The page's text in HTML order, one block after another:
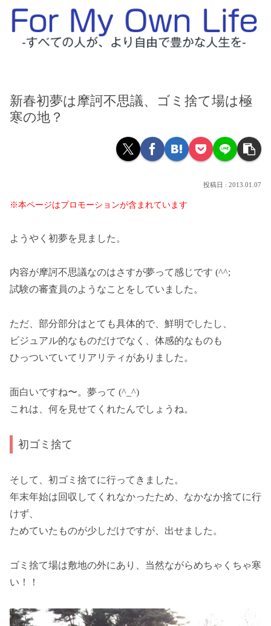
新春初夢は摩訶不思議、ゴミ捨て場は極
寒の地？
2013.01.07
※本ページはプロモーションが含まれています
ようやく初夢を見ました。
内容が摩訶不思議なのはさすが夢って感じです (^^;
試験の審査員のようなことをしていました。
ただ、部分部分はとても具体的で、鮮明でしたし、
ビジュアル的なものだけでなく、体感的なものも
ひっついていてリアリティがありました。
面白いですね〜。夢って (^_^)
これは、何を見せてくれたんでしょうね。
初ゴミ捨て
そして、初ゴミ捨てに行ってきました。
年末年始は回収してくれなかったため、なかなか捨てに行
けず、
ためていたものが少しだけですが、出せました。
ゴミ捨て場は敷地の外にあり、当然ながらめちゃくちゃ寒
い！！